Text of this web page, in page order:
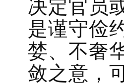
决定官员
是谨守俭
婪、不奢
敛之意，